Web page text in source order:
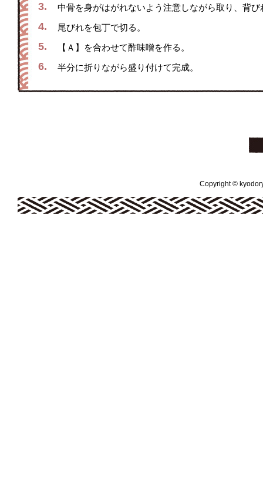
3. 中骨を身がはがれないよう注意しながら取り、背び
4. 尾びれを包丁で切る。
5. 【Ａ】を合わせて酢味噌を作る。
6. 半分に折りながら盛り付けて完成。
Copyright ©